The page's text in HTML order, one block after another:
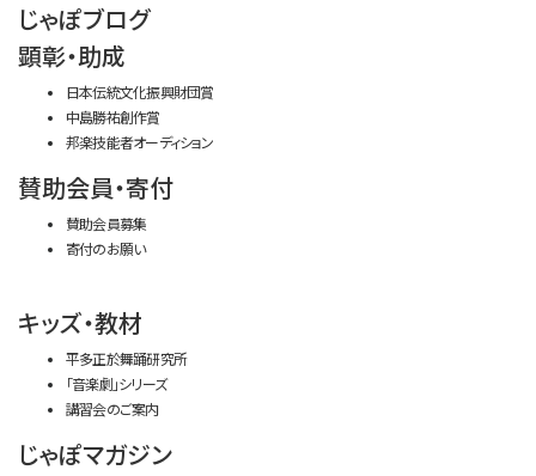
じゃぽブログ
顕彰・助成
日本伝統文化振興財団賞
中島勝祐創作賞
邦楽技能者オーディション
賛助会員・寄付
賛助会員募集
寄付のお願い
キッズ・教材
平多正於舞踊研究所
「音楽劇」シリーズ
講習会のご案内
じゃぽマガジン